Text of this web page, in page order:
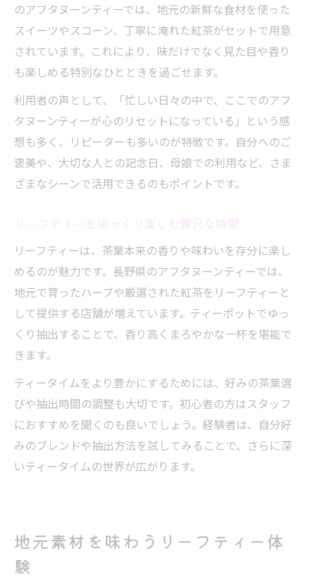
のアフタヌーンティーでは、地元の新鮮な食材を使った
スイーツやスコーン、丁寧に淹れた紅茶がセットで用意
されています。これにより、味だけでなく見た目や香り
も楽しめる特別なひとときを過ごせます。
利用者の声として、「忙しい日々の中で、ここでのアフ
タヌーンティーが心のリセットになっている」という感
想も多く、リピーターも多いのが特徴です。自分へのご
褒美や、大切な人との記念日、母娘での利用など、さま
ざまなシーンで活用できるのもポイントです。
リーフティーは、茶葉本来の香りや味わいを存分に楽し
めるのが魅力です。長野県のアフタヌーンティーでは、
地元で育ったハーブや厳選された紅茶をリーフティーと
して提供する店舗が増えています。ティーポットでゆっ
くり抽出することで、香り高くまろやかな一杯を堪能で
きます。
ティータイムをより豊かにするためには、好みの茶葉選
びや抽出時間の調整も大切です。初心者の方はスタッフ
におすすめを聞くのも良いでしょう。経験者は、自分好
みのブレンドや抽出方法を試してみることで、さらに深
いティータイムの世界が広がります。
地元素材を味わうリーフティー体
験